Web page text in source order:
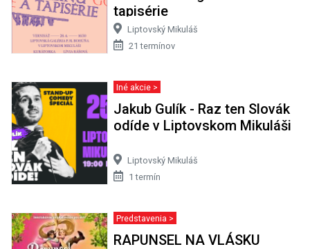
tapisérie
Liptovský Mikuláš
21 termínov
Iné akcie >
Jakub Gulík - Raz ten Slovák
odíde v Liptovskom Mikuláši
Liptovský Mikuláš
1 termín
Predstavenia >
RAPUNSEL NA VLÁSKU